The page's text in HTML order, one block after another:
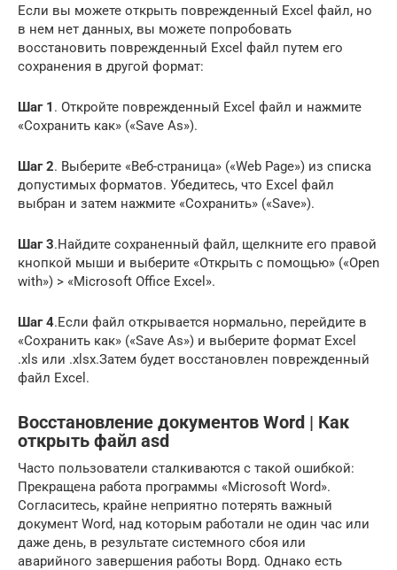
Если вы можете открыть поврежденный Excel файл, но
в нем нет данных, вы можете попробовать
восстановить поврежденный Excel файл путем его
сохранения в другой формат:
Шаг 1 . Откройте поврежденный Excel файл и нажмите
«Сохранить как» («Save As»).
Шаг 2. Выберите «Веб-страница» («Web Page») из списка
допустимых форматов. Убедитесь, что Excel файл
выбран и затем нажмите «Сохранить» («Save»).
Шаг 3.Найдите сохраненный файл, щелкните его правой
кнопкой мыши и выберите «Открыть с помощью» («Open
with») > «Microsoft Office Excel».
Шаг 4.Если файл открывается нормально, перейдите в
«Сохранить как» («Save As») и выберите формат Excel
.xls или .xlsx.Затем будет восстановлен поврежденный
файл Excel.
Восстановление документов Word | Как
открыть файл asd
Часто пользователи сталкиваются с такой ошибкой:
Прекращена работа программы «Microsoft Word».
Согласитесь, крайне неприятно потерять важный
документ Word, над которым работали не один час или
даже день, в результате системного сбоя или
аварийного завершения работы Ворд. Однако есть